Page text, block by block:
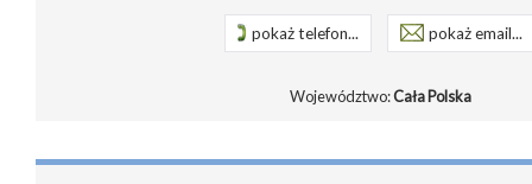
pokaż telefon... pokaż email...
Województwo:Cała Polska